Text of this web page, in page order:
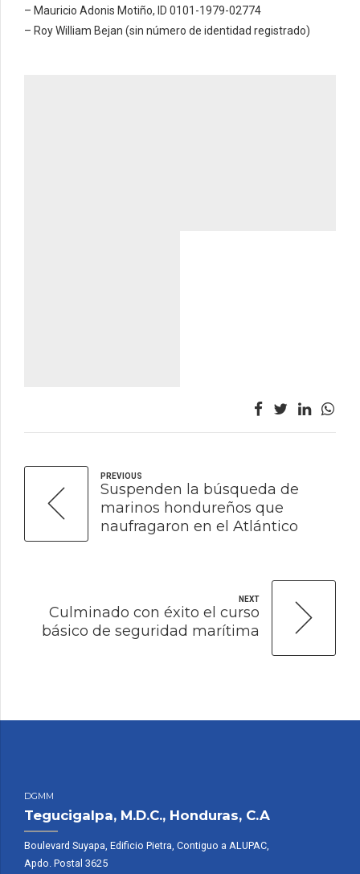
– Mauricio Adonis Motiño, ID 0101-1979-02774
– Roy William Bejan (sin número de identidad registrado)
PREVIOUS
Suspenden la búsqueda de
marinos hondureños que
naufragaron en el Atlántico
NEXT
Culminado con éxito el curso
básico de seguridad marítima
DGMM
Tegucigalpa, M.D.C., Honduras, C.A
Boulevard Suyapa, Edificio Pietra, Contiguo a ALUPAC,
Apdo. Postal 3625